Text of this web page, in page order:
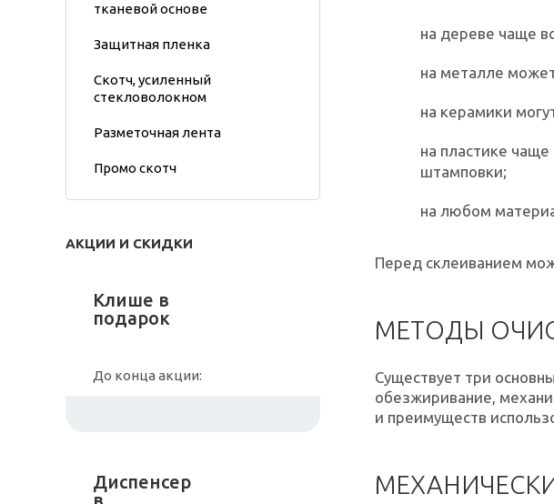
тканевой основе
Защитная пленка
Скотч, усиленный
стекловолокном
Разметочная лента
Промо скотч
АКЦИИ И СКИДКИ
Клише в
подарок
До конца акции:
Диспенсер
на дереве чаще
на металле
на керамики
на пластике
штамповки;
на любом
Перед склеиванием
МЕТОДЫ
Существует три
обезжиривание,
и преимуществ